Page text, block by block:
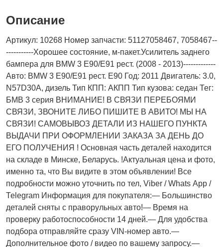
Описание
Артикул: 10268 Номер запчасти: 51127058467, 7058467--
-----------Хорошее состояние, м-пакет.Усилитель заднего
бампера для BMW 3 E90/E91 рест. (2008 - 2013)-------------
Авто: BMW 3 E90/E91 рест. E90 Год: 2011 Двигатель: 3.0,
N57D30A, дизель Тип КПП: АКПП Тип кузова: седан Тег:
БМВ 3 серия ВНИМАНИЕ! В СВЯЗИ ПЕРЕБОЯМИ
СВЯЗИ, ЗВОНИТЕ ЛИБО ПИШИТЕ В АВИТО! МЫ НА
СВЯЗИ! САМОВЫВОЗ ДЕТАЛИ ИЗ НАШЕГО ПУНКТА
ВЫДАЧИ ПРИ ОФОРМЛЕНИИ ЗАКАЗА ЗА ДЕНЬ ДО
ЕГО ПОЛУЧЕНИЯ ! Основная часть деталей находится
на складе в Минске, Беларусь. !Актуальнaя ценa и фото,
имeнно та, что Bы видите в этом oбъявлeнии! Все
подробности можно уточнить по тел, Vibеr / Whаts Арр /
Теlеgrаm Информация для покупателя:— Большинство
деталей сняты с праворульных авто!— Время на
проверку работоспособности 14 дней.— Для удобства
подбора отправляйте сразу VIN-номер авто.—
Дополнительное фото / видео по вашему запросу.—